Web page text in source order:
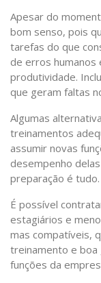
Apesar do
bom senso, pois
tarefas do que
de erros
produtividade.
que geram faltas
Algumas
treinamentos
assumir novas
desempenho
preparação é tudo.
É possível
estagiários e
mas compatíveis,
treinamento e boa
funções da